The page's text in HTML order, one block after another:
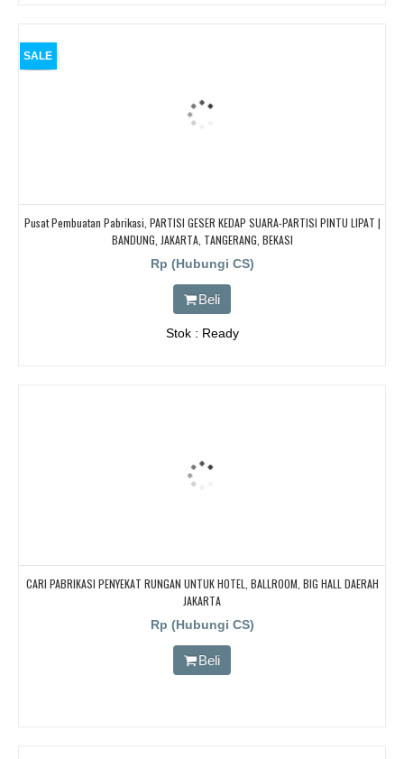
SALE
Pusat Pembuatan Pabrikasi, PARTISI GESER KEDAP SUARA-PARTISI PINTU LIPAT |
BANDUNG, JAKARTA, TANGERANG, BEKASI
Rp (Hubungi CS)
Beli
Stok : Ready
CARI PABRIKASI PENYEKAT RUNGAN UNTUK HOTEL, BALLROOM, BIG HALL DAERAH
JAKARTA
Rp (Hubungi CS)
Beli